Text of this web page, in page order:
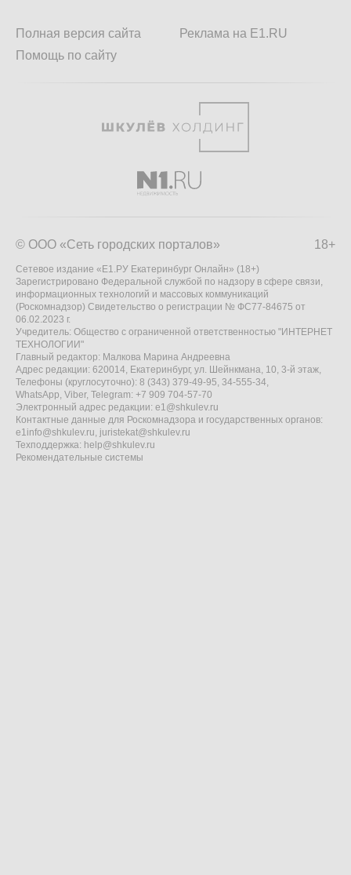
Полная версия сайта
Помощь по сайту
Реклама на E1.RU
18+
© ООО «Сеть городских порталов»
Сетевое издание «Е1.РУ Екатеринбург Онлайн» (18+)
Зарегистрировано Федеральной службой по надзору в сфере связи,
информационных технологий и массовых коммуникаций
(Роскомнадзор) Свидетельство о регистрации № ФС77-84675 от
06.02.2023 г.
Учредитель: Общество с ограниченной ответственностью "ИНТЕРНЕТ
ТЕХНОЛОГИИ"
Главный редактор: Малкова Марина Андреевна
Адрес редакции: 620014, Екатеринбург, ул. Шейнкмана, 10, 3-й этаж,
Телефоны (круглосуточно): 8 (343) 379-49-95, 34-555-34,
WhatsApp, Viber, Telegram: +7 909 704-57-70
Электронный адрес редакции: e1@shkulev.ru
Контактные данные для Роскомнадзора и государственных органов:
e1info@shkulev.ru, juristekat@shkulev.ru
Техподдержка: help@shkulev.ru
Рекомендательные системы